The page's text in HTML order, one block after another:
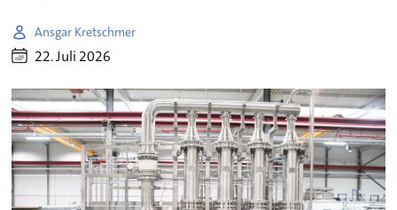
Ansgar Kretschmer
22. Juli 2026